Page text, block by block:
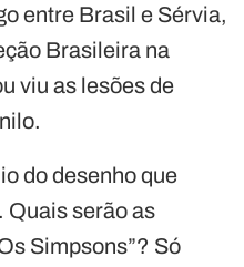
entre Brasil e Sérvia,
Brasileira na
viu as lesões de
do desenho que
Quais serão as
Simpsons”? Só